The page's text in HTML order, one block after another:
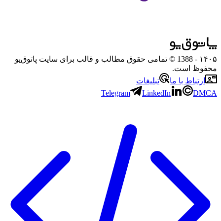
۱۴۰۵
- 1388 © تمامی حقوق مطالب و قالب برای سایت پاتوق‌یو
محفوظ است.
ارتباط با ما
تبلیغات
Telegram
LinkedIn DMCA